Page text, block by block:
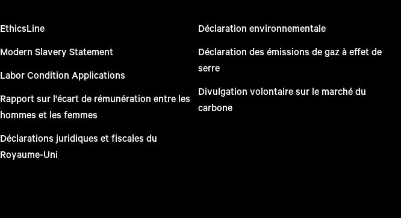
EthicsLine
Modern Slavery Statement
Labor Condition Applications
Rapport sur l'écart de rémunération entre les
hommes et les femmes
Déclarations juridiques et fiscales du
Royaume-Uni
Déclaration environnementale
Déclaration des émissions de gaz à effet de
serre
Divulgation volontaire sur le marché du
carbone